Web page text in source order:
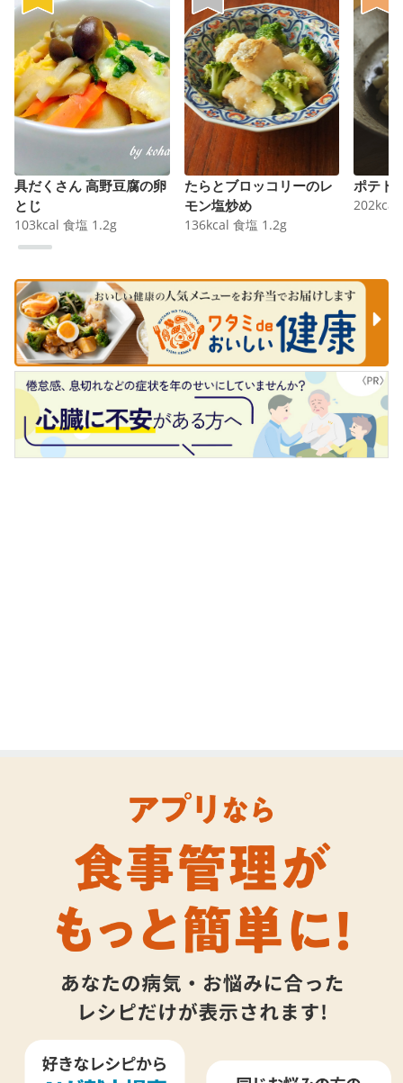
具だくさん 高野豆腐の卵
とじ
103kcal 食塩 1.2g
たらとブロッコリーのレ
モン塩炒め
136kcal 食塩 1.2g
ポテト
202kcal